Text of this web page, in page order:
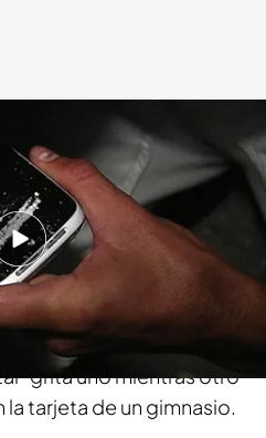
dance es el lugar
jóvenes para sacar su
grita uno mientras otro
la tarjeta de un gimnasio.